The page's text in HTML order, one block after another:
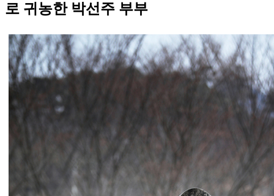
로 귀농한 박선주 부부